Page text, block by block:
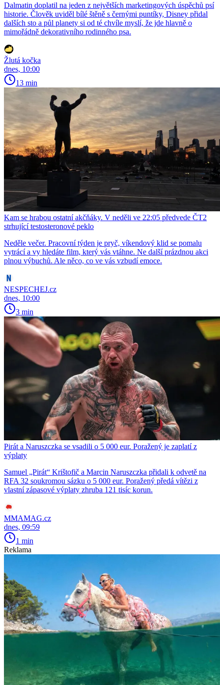
Dalmatin doplatil na jeden z největších marketingových úspěchů psí
historie. Člověk uviděl bílé štěně s černými puntíky, Disney přidal
dalších sto a půl planety si od té chvíle myslí, že jde hlavně o
mimořádně dekorativního rodinného psa.
Žlutá kočka
dnes, 10:00
13 min
Kam se hrabou ostatní akčňáky. V neděli ve 22:05 předvede ČT2
strhující testosteronové peklo
Neděle večer. Pracovní týden je pryč, víkendový klid se pomalu
vytrácí a vy hledáte film, který vás vtáhne. Ne další prázdnou akci
plnou výbuchů. Ale něco, co ve vás vzbudí emoce.
NESPECHEJ.cz
dnes, 10:00
3 min
Pirát a Naruszczka se vsadili o 5 000 eur. Poražený je zaplatí z
výplaty
Samuel „Pirát“ Krištofič a Marcin Naruszczka přidali k odvetě na
RFA 32 soukromou sázku o 5 000 eur. Poražený předá vítězi z
vlastní zápasové výplaty zhruba 121 tisíc korun.
MMAMAG.cz
dnes, 09:59
1 min
Reklama